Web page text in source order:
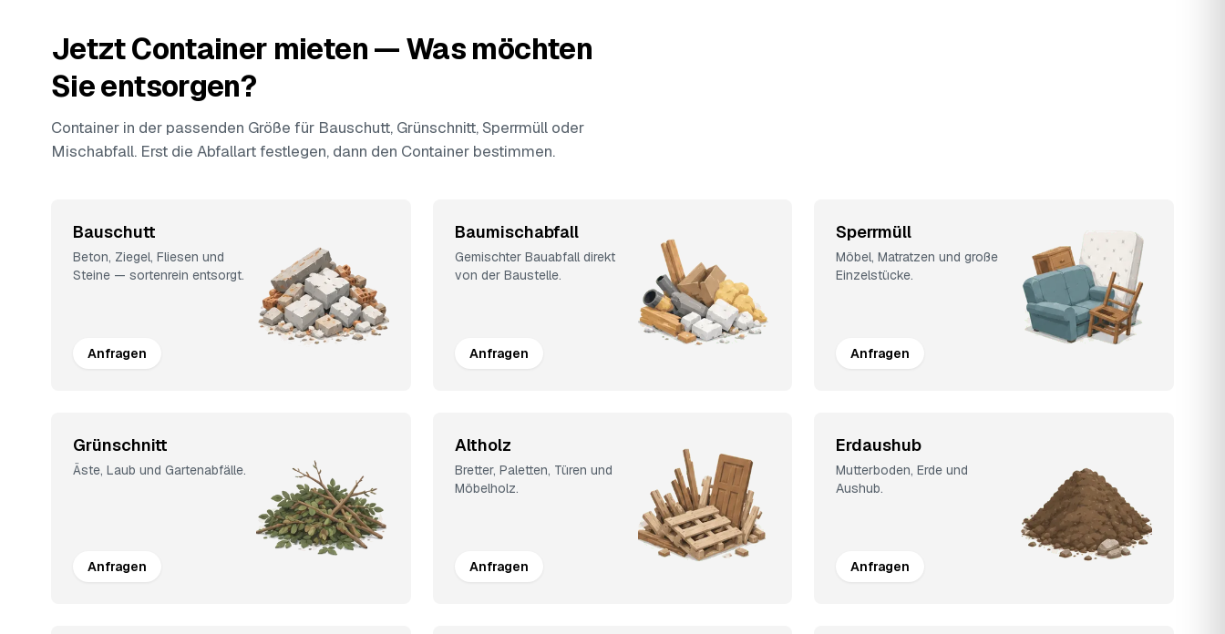
Jetzt Container mieten — Was möchten
Sie entsorgen?
Container in der passenden Größe für Bauschutt, Grünschnitt, Sperrmüll oder
Mischabfall. Erst die Abfallart festlegen, dann den Container bestimmen.
Bauschutt
Beton, Ziegel, Fliesen und
Steine — sortenrein entsorgt.
Anfragen
Baumischabfall
Gemischter Bauabfall direkt
von der Baustelle.
Anfragen
Sperrmüll
Möbel, Matratzen und große
Einzelstücke.
Anfragen
Grünschnitt
Äste, Laub und Gartenabfälle.
Anfragen
Altholz
Bretter, Paletten, Türen und
Möbelholz.
Anfragen
Erdaushub
Mutterboden, Erde und
Aushub.
Anfragen